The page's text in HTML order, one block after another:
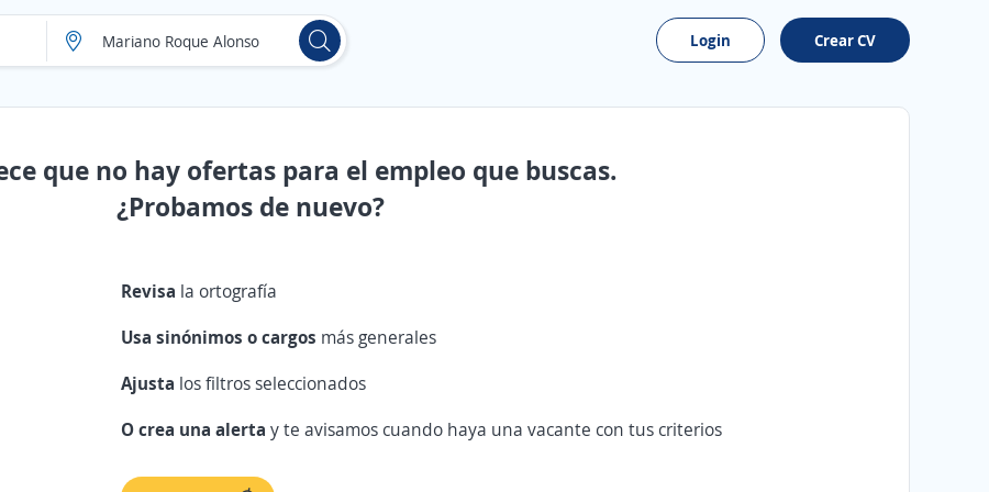
Login Crear CV
que no hay ofertas para el empleo que buscas.
¿Probamos de nuevo?
Revisa la ortografía
Usa sinónimos o cargos más generales
Ajusta los filtros seleccionados
O crea una alertay te avisamos cuando haya una vacante con tus criterios